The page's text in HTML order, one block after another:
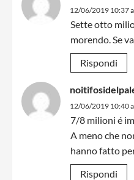
12/06/2019 10:37
Sette otto
morendo. Se
Rispondi
12/06/2019 10:40
7/8 milioni é
A meno che
hanno fatto
Rispondi